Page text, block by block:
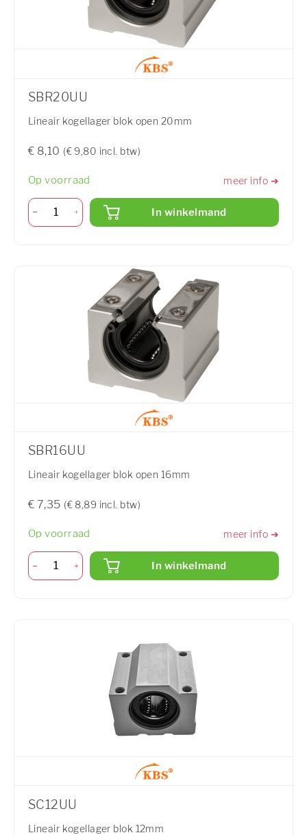
SBR20UU
Lineair kogellager blok open 20mm
€ 8,10 (€ 9,80 incl. btw)
Op voorraad meer info ➜
In winkelmand
SBR16UU
Lineair kogellager blok open 16mm
€ 7,35 (€ 8,89 incl. btw)
Op voorraad meer info ➜
In winkelmand
SC12UU
Lineair kogellager blok 12mm